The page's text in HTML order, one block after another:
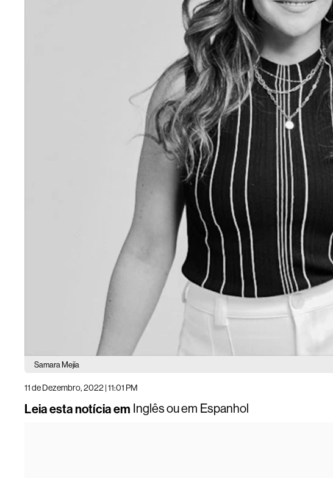
Samara Mejía
11 de Dezembro, 2022 | 11:01 PM
Leia esta notícia em Inglêsou em Espanhol